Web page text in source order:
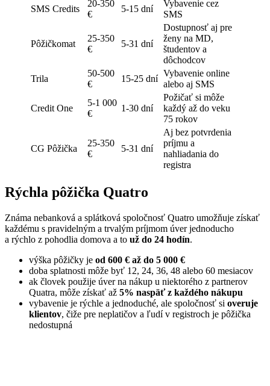
SMS Credits
20-350
€
5-15 dní
Vybavenie cez
SMS
Pôžičkomat
25-350
€
5-31 dní
Dostupnosť aj pre
ženy na MD,
študentov a
dôchodcov
Trila
50-500
€
15-25 dní
Vybavenie online
alebo aj SMS
Credit One
5-1 000
€
1-30 dní
Požičať si môže
každý až do veku
75 rokov
CG Pôžička
25-350
€
5-31 dní
Aj bez potvrdenia
príjmu a
nahliadania do
registra
Rýchla pôžička Quatro
Známa nebanková a splátková spoločnosť Quatro umožňuje získať
každému s pravidelným a trvalým príjmom úver jednoducho
a rýchlo z pohodlia domova a to už do 24 hodín.
výška pôžičky je od 600 € až do 5 000 €
doba splatnosti môže byť 12, 24, 36, 48 alebo 60 mesiacov
ak človek použije úver na nákup u niektorého z partnerov
Quatra, môže získať až 5% naspäť z každého nákupu
vybavenie je rýchle a jednoduché, ale spoločnosť si overuje
klientov, čiže pre neplatičov a ľudí v registroch je pôžička
nedostupná